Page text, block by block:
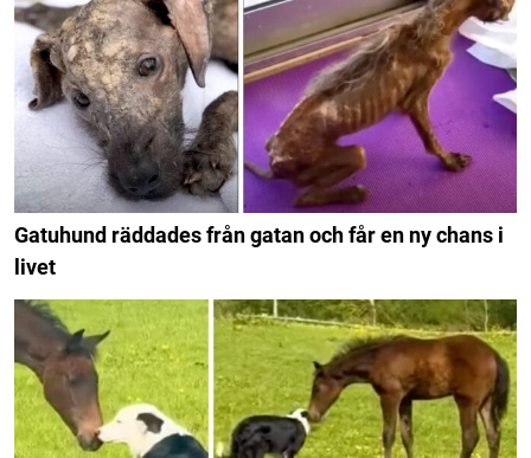
Gatuhund räddades från gatan och får en ny chans i
livet